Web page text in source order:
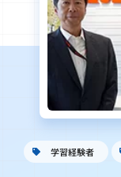
学習経験者